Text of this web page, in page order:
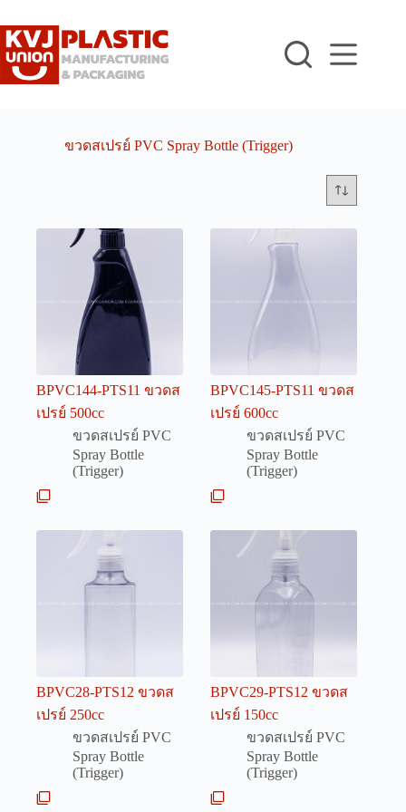
to
content
ขวดสเปรย์ PVC Spray Bottle (Trigger)
BPVC144-PTS11 ขวดส
เปรย์ 500cc
ขวดสเปรย์ PVC
Spray Bottle
(Trigger)
BPVC145-PTS11 ขวดส
เปรย์ 600cc
ขวดสเปรย์ PVC
Spray Bottle
(Trigger)
BPVC28-PTS12 ขวดส
เปรย์ 250cc
ขวดสเปรย์ PVC
Spray Bottle
(Trigger)
BPVC29-PTS12 ขวดส
เปรย์ 150cc
ขวดสเปรย์ PVC
Spray Bottle
(Trigger)